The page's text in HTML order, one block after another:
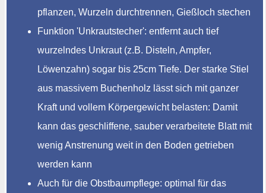
pflanzen, Wurzeln durchtrennen, Gießloch stechen
Funktion 'Unkrautstecher': entfernt auch tief
wurzelndes Unkraut (z.B. Disteln, Ampfer,
Löwenzahn) sogar bis 25cm Tiefe. Der starke Stiel
aus massivem Buchenholz lässt sich mit ganzer
Kraft und vollem Körpergewicht belasten: Damit
kann das geschliffene, sauber verarbeitete Blatt mit
wenig Anstrenung weit in den Boden getrieben
werden kann
Auch für die Obstbaumpflege: optimal für das